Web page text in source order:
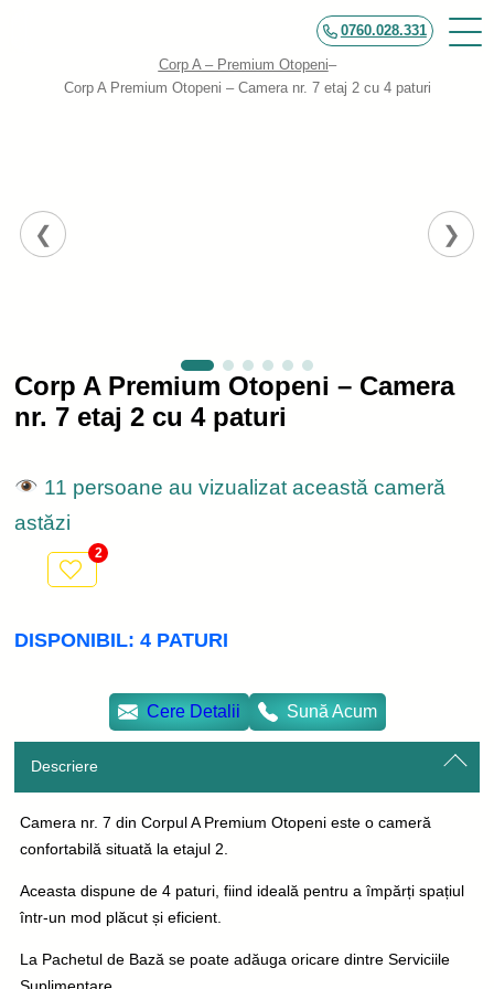
0760.028.331
Corp A – Premium Otopeni–
Corp A Premium Otopeni – Camera nr. 7 etaj 2 cu 4 paturi
Corp A Premium Otopeni – Camera
nr. 7 etaj 2 cu 4 paturi
11 persoane au vizualizat această cameră
astăzi
2
DISPONIBIL: 4 PATURI
Cere Detalii Sună Acum
Descriere
Camera nr. 7 din Corpul A Premium Otopeni este o cameră
confortabilă situată la etajul 2.
Aceasta dispune de 4 paturi, fiind ideală pentru a împărți spațiul
într-un mod plăcut și eficient.
La Pachetul de Bază se poate adăuga oricare dintre Serviciile